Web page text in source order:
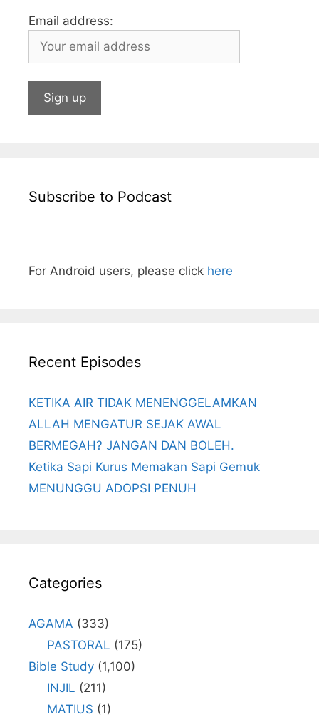
Email address:
Subscribe to Podcast
For Android users, please click here
Recent Episodes
KETIKA AIR TIDAK MENENGGELAMKAN
ALLAH MENGATUR SEJAK AWAL
BERMEGAH? JANGAN DAN BOLEH.
Ketika Sapi Kurus Memakan Sapi Gemuk
MENUNGGU ADOPSI PENUH
Categories
AGAMA (333)
PASTORAL (175)
Bible Study (1,100)
INJIL (211)
MATIUS (1)